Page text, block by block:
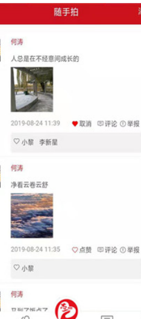
地区的志愿者需求进行了定制
待志愿者报名参与。
助志愿者了解公益事业的最新
理自己的志愿服务活动和时间。
自己的志愿故事，传递温暖与
单官网公示，账目清晰可见。
易懂。
展，为志愿者提供参与公益活
集技术，提供精准的公益资讯
服务积分兑换机制，激励志愿
的智能辅助平台，志爱晋城展